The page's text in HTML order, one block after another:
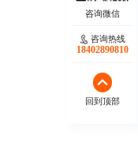
咨询热线
18402890810
回到顶部